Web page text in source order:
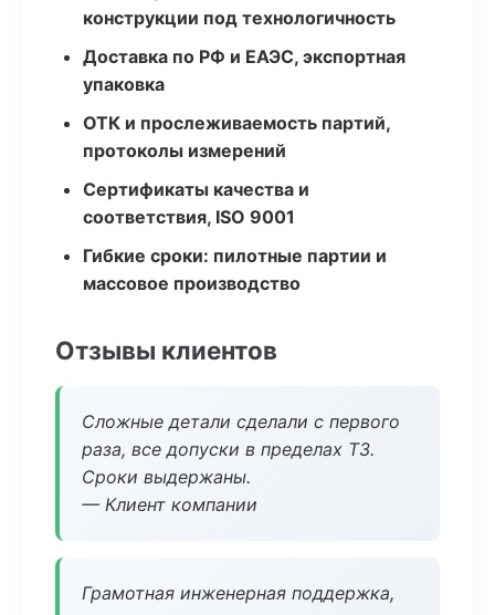
конструкции под технологичность
Доставка по РФ и ЕАЭС, экспортная
упаковка
ОТК и прослеживаемость партий,
протоколы измерений
Сертификаты качества и
соответствия, ISO 9001
Гибкие сроки: пилотные партии и
массовое производство
Отзывы клиентов
Сложные детали сделали с первого
раза, все допуски в пределах ТЗ.
Сроки выдержаны.
— Клиент компании
Грамотная инженерная поддержка,